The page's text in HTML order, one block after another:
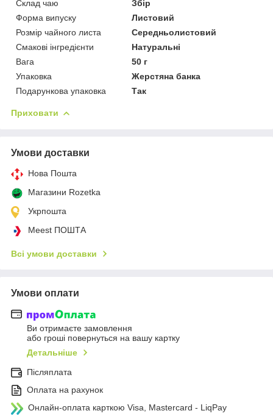
Склад чаю
Збір
Форма випуску
Листовий
Розмір чайного листа
Середньолистовий
Смакові інгредієнти
Натуральні
Вага
50 г
Упаковка
Жерстяна банка
Подарункова упаковка
Так
Приховати
Умови доставки
Нова Пошта
Магазини Rozetka
Укрпошта
Meest ПОШТА
Всі умови доставки
Умови оплати
Ви отримаєте замовлення
або гроші повернуться на вашу картку
Детальніше
Післяплата
Оплата на рахунок
Онлайн-оплата карткою Visa, Mastercard - LiqPay